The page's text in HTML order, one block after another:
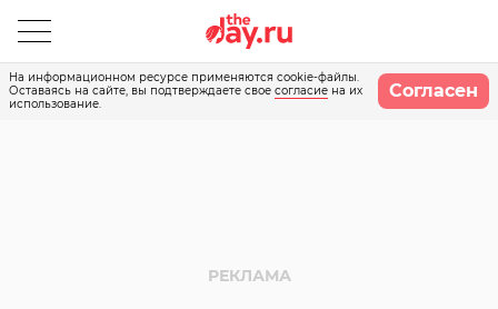
На информационном ресурсе применяются cookie-файлы.
Оставаясь на сайте, вы подтверждаете свое согласие на их
использование.
Согласен